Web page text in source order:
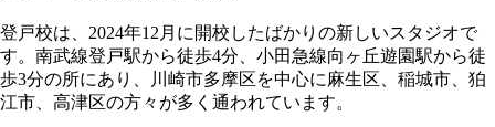
登戸校は、2024年12月に開校したばかりの新しいスタジオで
す。南武線登戸駅から徒歩4分、小田急線向ヶ丘遊園駅から徒
歩3分の所にあり、川崎市多摩区を中心に麻生区、稲城市、狛
江市、高津区の方々が多く通われています。